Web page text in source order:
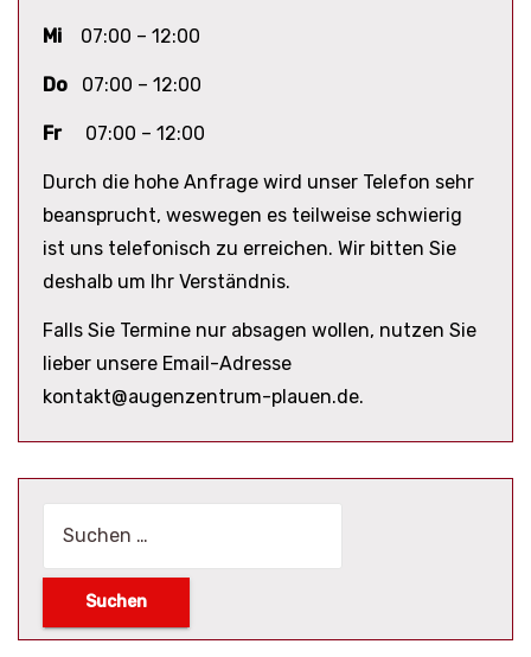
Mi 07:00 – 12:00
Do 07:00 – 12:00
Fr 07:00 – 12:00
Durch die hohe Anfrage wird unser Telefon sehr
beansprucht, weswegen es teilweise schwierig
ist uns telefonisch zu erreichen. Wir bitten Sie
deshalb um Ihr Verständnis.
Falls Sie Termine nur absagen wollen, nutzen Sie
lieber unsere Email-Adresse
kontakt@augenzentrum-plauen.de.